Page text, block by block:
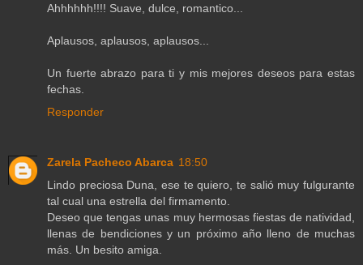
Ahhhhhh!!!! Suave, dulce, romantico...
Aplausos, aplausos, aplausos...
Un fuerte abrazo para ti y mis mejores deseos para estas
fechas.
Responder
Zarela Pacheco Abarca 18:50
Lindo preciosa Duna, ese te quiero, te salió muy fulgurante
tal cual una estrella del firmamento.
Deseo que tengas unas muy hermosas fiestas de natividad,
llenas de bendiciones y un próximo año lleno de muchas
más. Un besito amiga.